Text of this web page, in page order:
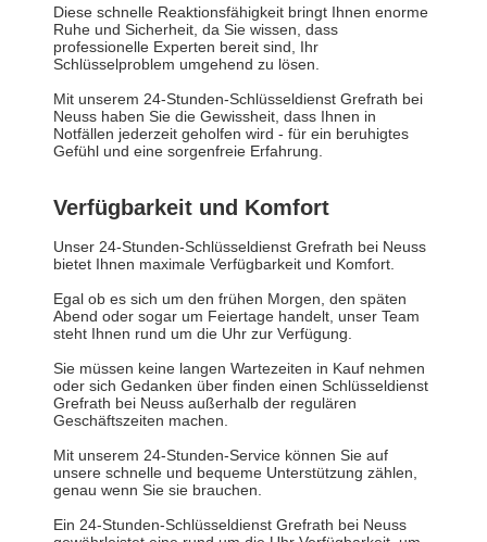
Diese schnelle Reaktionsfähigkeit bringt Ihnen enorme
Ruhe und Sicherheit, da Sie wissen, dass
professionelle Experten bereit sind, Ihr
Schlüsselproblem umgehend zu lösen.
Mit unserem 24-Stunden-Schlüsseldienst Grefrath bei
Neuss haben Sie die Gewissheit, dass Ihnen in
Notfällen jederzeit geholfen wird - für ein beruhigtes
Gefühl und eine sorgenfreie Erfahrung.
Verfügbarkeit und Komfort
Unser 24-Stunden-Schlüsseldienst Grefrath bei Neuss
bietet Ihnen maximale Verfügbarkeit und Komfort.
Egal ob es sich um den frühen Morgen, den späten
Abend oder sogar um Feiertage handelt, unser Team
steht Ihnen rund um die Uhr zur Verfügung.
Sie müssen keine langen Wartezeiten in Kauf nehmen
oder sich Gedanken über finden einen Schlüsseldienst
Grefrath bei Neuss außerhalb der regulären
Geschäftszeiten machen.
Mit unserem 24-Stunden-Service können Sie auf
unsere schnelle und bequeme Unterstützung zählen,
genau wenn Sie sie brauchen.
Ein 24-Stunden-Schlüsseldienst Grefrath bei Neuss